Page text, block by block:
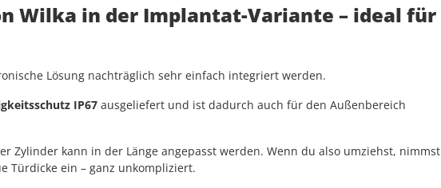
Wilka in der Implantat-Variante – ideal für
Lösung nachträglich sehr einfach integriert werden.
IP67 ausgeliefert und ist dadurch auch für den Außenbereich
Zylinder kann in der Länge angepasst werden. Wenn du also umziehst, nimmst
Türdicke ein – ganz unkompliziert.